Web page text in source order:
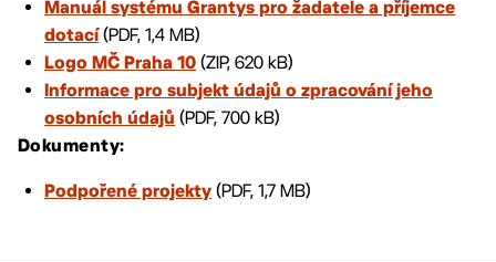
Manuál systému Grantys pro žadatele a příjemce
dotací(PDF, 1,4 MB)
Logo MČ Praha 10 (ZIP, 620 kB)
Informace pro subjekt údajů o zpracování jeho
osobních údajů (PDF, 700 kB)
Dokumenty:
Podpořené projekty (PDF, 1,7 MB)